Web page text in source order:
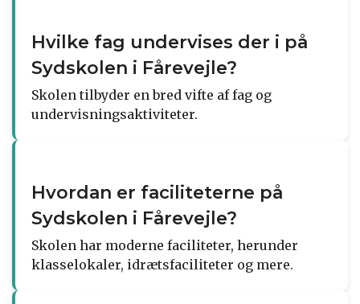
Hvilke fag undervises der i på
Sydskolen i Fårevejle?
Skolen tilbyder en bred vifte af fag og
undervisningsaktiviteter.
Hvordan er faciliteterne på
Sydskolen i Fårevejle?
Skolen har moderne faciliteter, herunder
klasselokaler, idrætsfaciliteter og mere.